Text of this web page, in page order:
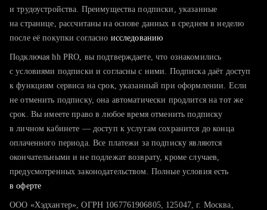
тратите много времени на поиск и вручную поднимаете
хотите сравнить себя с конкурентами и оценить шансы
и трудоустройства. Преимущества подписки, указанные
на странице, рассчитаны на основе данных в среднем в неделю
после её покупки согласно исследованию
Подключая hh PRO, вы подтверждаете, что ознакомились
с условиями подписки и согласны с ними. Подписка даёт доступ
к функциям сервиса на срок, указанный при оформлении. Если
не отменить подписку, она автоматически продлится на тот же
срок. Вы имеете право в любое время отменить подписку
в личном кабинете — доступ к услугам сохранится до конца
оплаченного периода. Все платежи за подписку являются
окончательными и не подлежат возврату, кроме случаев,
предусмотренных законодательством. Полные условия есть
в оферте
ООО «Хэдхантер», ОГРН 1067761906805, 125047, г. Москва,